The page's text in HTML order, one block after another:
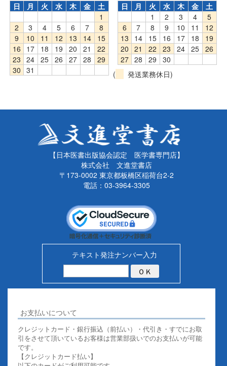
日
月 火 水 木 金
土
1
2
3 4 5 6 7
8
9
10 11 12 13 14
15
16
17 18 19 20 21
22
23
24 25 26 27 28
29
30
31
日
月 火 水 木 金
土
1
2 3 4
5
6
7 8 9 10 11
12
13
14 15 16 17 18
19
20
21 22 23 24 25
26
27 28 29
30
(
発送業務休日)
【日本医書出版協会認定 医学書専門店】
株式会社 文進堂書店
〒173-0002 東京都板橋区稲荷台2-2
電話：03-3964-3305
テキスト発注ナンバー入力
お支払いについて
クレジットカード・銀行振込（前払い）・代引き・すでにお取
引をさせて頂いているお客様は営業部扱いでのお支払いが可能
です。
【クレジットカード払い】